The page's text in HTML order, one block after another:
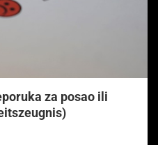
za posao ili